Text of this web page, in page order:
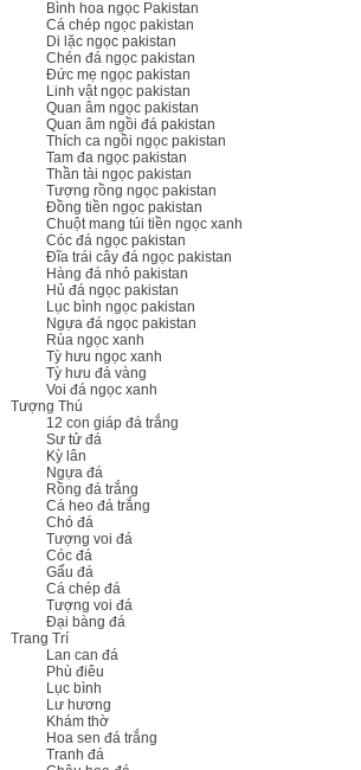
Bình hoa ngọc Pakistan
Cá chép ngọc pakistan
Di lặc ngọc pakistan
Chén đá ngọc pakistan
Đức mẹ ngọc pakistan
Linh vật ngọc pakistan
Quan âm ngọc pakistan
Quan âm ngồi đá pakistan
Thích ca ngồi ngọc pakistan
Tam đa ngọc pakistan
Thần tài ngọc pakistan
Tượng rồng ngọc pakistan
Đồng tiền ngọc pakistan
Chuột mang túi tiền ngọc xanh
Cóc đá ngọc pakistan
Đĩa trái cây đá ngọc pakistan
Hàng đá nhỏ pakistan
Hủ đá ngọc pakistan
Lục bình ngọc pakistan
Ngựa đá ngọc pakistan
Rùa ngọc xanh
Tỳ hưu ngọc xanh
Tỳ hưu đá vàng
Voi đá ngọc xanh
Tượng Thú
12 con giáp đá trắng
Sư tử đá
Kỳ lân
Ngựa đá
Rồng đá trắng
Cá heo đá trắng
Chó đá
Tượng voi đá
Cóc đá
Gấu đá
Cá chép đá
Tượng voi đá
Đại bàng đá
Trang Trí
Lan can đá
Phù điêu
Lục bình
Lư hương
Khám thờ
Hoa sen đá trắng
Tranh đá